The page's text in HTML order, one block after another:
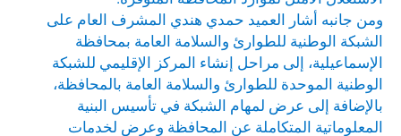
ومن جانبه أشار العميد حمدي هندي المشرف العام على
الشبكة الوطنية للطوارئ والسلامة العامة بمحافظة
الإسماعيلية، إلى مراحل إنشاء المركز الإقليمي للشبكة
الوطنية الموحدة للطوارئ والسلامة العامة بالمحافظة،
بالإضافة إلى عرض لمهام الشبكة في تأسيس البنية
المعلوماتية المتكاملة عن المحافظة وعرض لخدمات